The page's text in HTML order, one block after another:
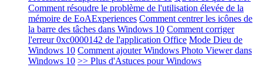
Comment résoudre le problème de l'utilisation élevée de la
mémoire de EoAExperiences Comment centrer les icônes de
la barre des tâches dans Windows 10 Comment corriger
l'erreur 0xc0000142 de l'application Office Mode Dieu de
Windows 10 Comment ajouter Windows Photo Viewer dans
Windows 10 >> Plus d'Astuces pour Windows